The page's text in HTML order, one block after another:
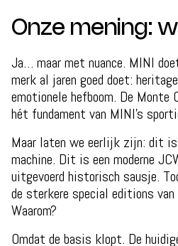
Onze mening:
Ja… maar met nuance. MINI
merk al jaren goed doet:
emotionele hefboom. De Monte
hét fundament van MINI’s
Maar laten we eerlijk zijn: dit is
machine. Dit is een moderne
uitgevoerd historisch sausje.
de sterkere special editions van
Waarom?
Omdat de basis klopt. De